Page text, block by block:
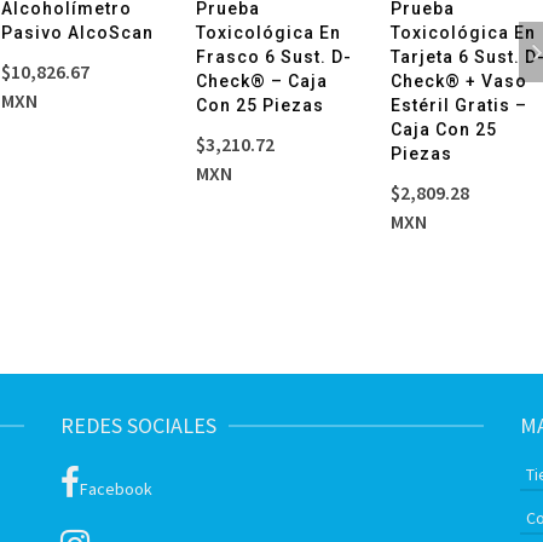
Alcoholímetro
Pasivo AlcoScan
$10,826.67
MXN
Prueba
Toxicológica En
Frasco 6 Sust. D-
Check® – Caja
Con 25 Piezas
$3,210.72
MXN
Prueba
Toxicológica En
Tarjeta 6 Sust. D-
Check® + Vaso
Estéril Gratis –
Caja Con 25
Piezas
$2,809.28
MXN
REDES SOCIALES
Facebook